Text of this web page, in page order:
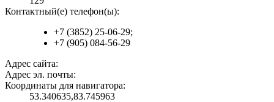
Контактный(е) телефон(ы):
+7 (3852) 25-06-29;
+7 (905) 084-56-29
Адрес сайта:
Адрес эл. почты:
Координаты для навигатора:
53.340635,83.745963